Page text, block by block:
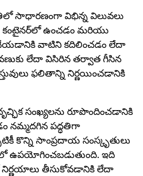
సాధారణంగా విభిన్న విలువలు
కంటైనర్‌లో ఉంచడం మరియు
వాటిని కదిలించడం లేదా
లేదా విసిరిన తర్వాత గీసిన
ఫలితాన్ని నిర్ణయించడానికి
సంఖ్యలను రూపొందించడానికి
నమ్మదగిన పద్ధతిగా
కొన్ని సాంప్రదాయ సంస్కృతులు
ఉపయోగించబడుతుంది. ఇది
నిర్ణయాలు తీసుకోవడానికి లేదా